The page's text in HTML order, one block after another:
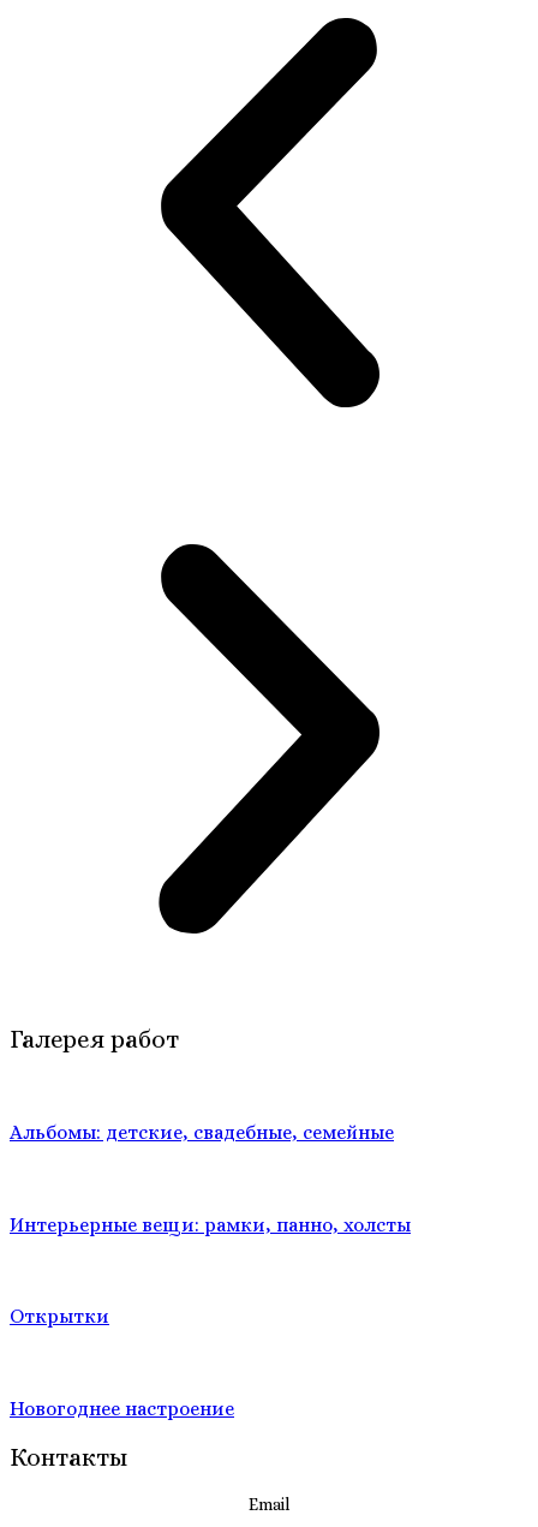
Галерея работ
Альбомы: детские, свадебные, семейные
Интерьерные вещи: рамки, панно, холсты
Открытки
Новогоднее настроение
Контакты
Email